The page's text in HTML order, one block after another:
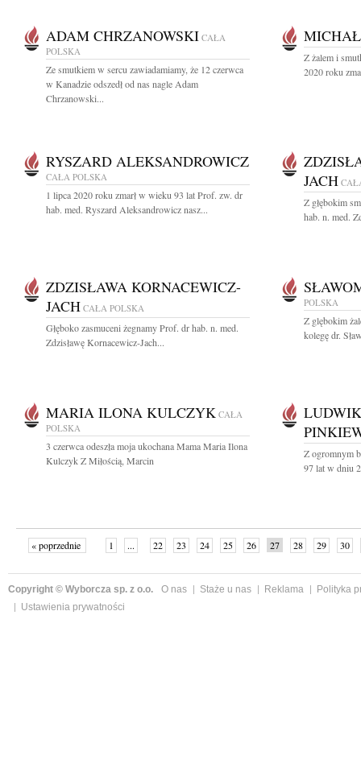
ADAM CHRZANOWSKI CAŁA
POLSKA
Ze smutkiem w sercu zawiadamiamy, że 12 czerwca
w Kanadzie odszedł od nas nagle Adam
Chrzanowski...
Z żalem i
2020 roku
RYSZARD ALEKSANDROWICZ
CAŁA POLSKA
1 lipca 2020 roku zmarł w wieku 93 lat Prof. zw. dr
hab. med. Ryszard Aleksandrowicz nasz...
JACH
Z głębokim
hab. n. med.
ZDZISŁAWA KORNACEWICZ-
JACH CAŁA POLSKA
Głęboko zasmuceni żegnamy Prof. dr hab. n. med.
Zdzisławę Kornacewicz-Jach...
POLSKA
Z glębokim
kolegę dr.
MARIA ILONA KULCZYK CAŁA
POLSKA
3 czerwca odeszła moja ukochana Mama Maria Ilona
Kulczyk Z Miłością, Marcin
Z ogromnym
97 lat w dniu
« poprzednie 1 ... 22 23 24 25 26 27 28 29
30
Copyright © Wyborcza sp. z o.o. O nas Staże u nas Reklama
Polityka
Ustawienia prywatności